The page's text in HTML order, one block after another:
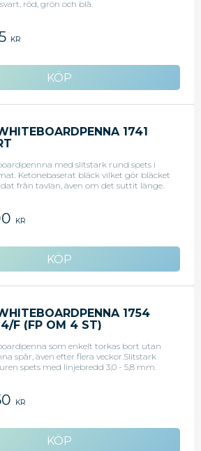
röd, grön och blå.
KR
1741
med slitstark rund spets i
Ketonebaserat bläck vilket gör bläcket
från tavlan, även om det suttit länge.
KR
1754
4/F (FP OM 4 ST)
som enkelt torkas bort utan
spår, även efter flera veckor.Slitstark
spets med linjebredd 3,0 - 5,8 mm.
KR